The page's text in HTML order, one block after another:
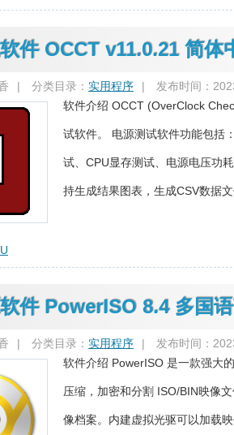
件 OCCT v11.0.21 简体
| 分类目录： 实用程序 | 发布时间：
软件介绍 OCCT (OverClock
试软件。 电源测试软件功能包括
试、CPU显存测试、电源电压功
持生成结果图表，生成CSV数据文
件 PowerISO 8.4 多国
| 分类目录： 实用程序 | 发布时间：
软件介绍 PowerISO 是一款强大
压缩，加密和分割 ISO/BIN映像
像档案。内建虚拟光驱可以加载